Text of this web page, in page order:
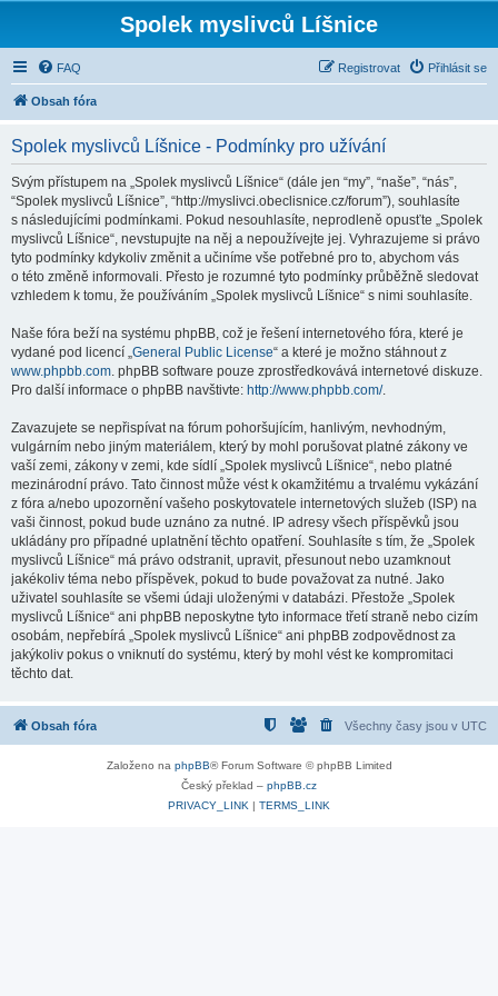
Spolek myslivců Líšnice
FAQ Přihlásit se
Registrovat
Obsah fóra
Spolek myslivců Líšnice - Podmínky pro užívání
Svým přístupem na „Spolek myslivců Líšnice“ (dále jen “my”, “naše”, “nás”,
“Spolek myslivců Líšnice”, “http://myslivci.obeclisnice.cz/forum”), souhlasíte
s následujícími podmínkami. Pokud nesouhlasíte, neprodleně opusťte „Spolek
myslivců Líšnice“, nevstupujte na něj a nepoužívejte jej. Vyhrazujeme si právo
tyto podmínky kdykoliv změnit a učiníme vše potřebné pro to, abychom vás
o této změně informovali. Přesto je rozumné tyto podmínky průběžně sledovat
vzhledem k tomu, že používáním „Spolek myslivců Líšnice“ s nimi souhlasíte.
Naše fóra beží na systému phpBB, což je řešení internetového fóra, které je
vydané pod licencí „General Public License“ a které je možno stáhnout z
www.phpbb.com. phpBB software pouze zprostředkovává internetové diskuze.
Pro další informace o phpBB navštivte: http://www.phpbb.com/.
Zavazujete se nepřispívat na fórum pohoršujícím, hanlivým, nevhodným,
vulgárním nebo jiným materiálem, který by mohl porušovat platné zákony ve
vaší zemi, zákony v zemi, kde sídlí „Spolek myslivců Líšnice“, nebo platné
mezinárodní právo. Tato činnost může vést k okamžitému a trvalému vykázání
z fóra a/nebo upozornění vašeho poskytovatele internetových služeb (ISP) na
vaši činnost, pokud bude uznáno za nutné. IP adresy všech příspěvků jsou
ukládány pro případné uplatnění těchto opatření. Souhlasíte s tím, že „Spolek
myslivců Líšnice“ má právo odstranit, upravit, přesunout nebo uzamknout
jakékoliv téma nebo příspěvek, pokud to bude považovat za nutné. Jako
uživatel souhlasíte se všemi údaji uloženými v databázi. Přestože „Spolek
myslivců Líšnice“ ani phpBB neposkytne tyto informace třetí straně nebo cizím
osobám, nepřebírá „Spolek myslivců Líšnice“ ani phpBB zodpovědnost za
jakýkoliv pokus o vniknutí do systému, který by mohl vést ke kompromitaci
těchto dat.
Obsah fóra Všechny časy jsou v UTC
Založeno na phpBB® Forum Software © phpBB Limited
Český překlad – phpBB.cz
PRIVACY_LINK | TERMS_LINK